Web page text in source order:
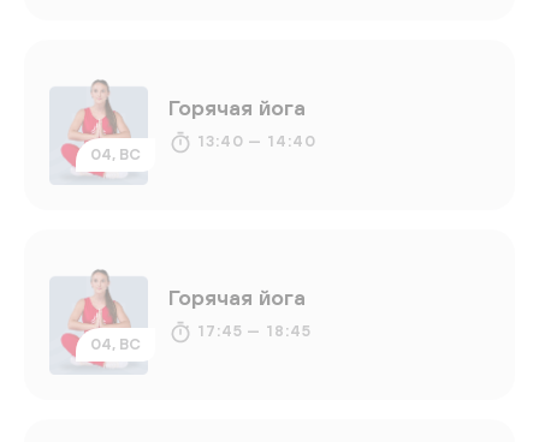
04, ВС
Горячая йога
13:40 — 14:40
04, ВС
Горячая йога
17:45 — 18:45